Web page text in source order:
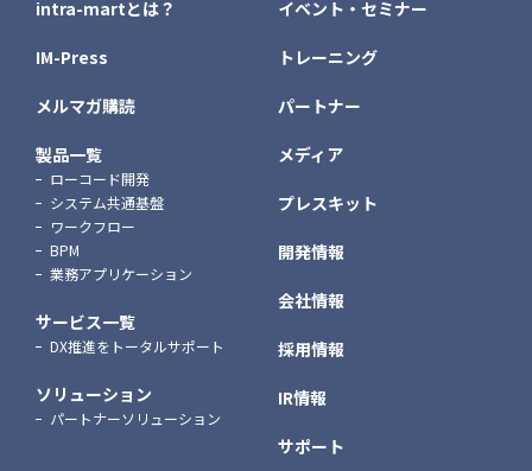
intra-martとは？
IM-Press
メルマガ購読
製品一覧
ローコード開発
システム共通基盤
ワークフロー
BPM
業務アプリケーション
サービス一覧
DX推進をトータルサポート
ソリューション
パートナーソリューション
イベント・セミナー
トレーニング
パートナー
メディア
プレスキット
開発情報
会社情報
採用情報
IR情報
サポート